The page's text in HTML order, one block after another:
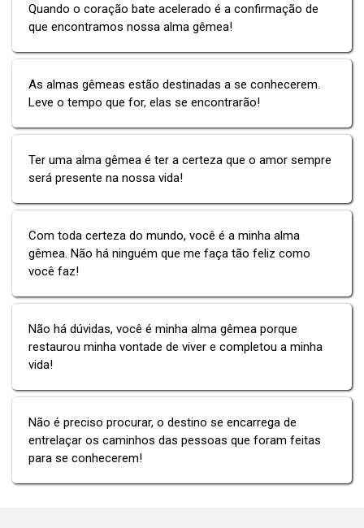
Quando o coração bate acelerado é a confirmação de
que encontramos nossa alma gêmea!
As almas gêmeas estão destinadas a se conhecerem.
Leve o tempo que for, elas se encontrarão!
Ter uma alma gêmea é ter a certeza que o amor sempre
será presente na nossa vida!
Com toda certeza do mundo, você é a minha alma
gêmea. Não há ninguém que me faça tão feliz como
você faz!
Não há dúvidas, você é minha alma gêmea porque
restaurou minha vontade de viver e completou a minha
vida!
Não é preciso procurar, o destino se encarrega de
entrelaçar os caminhos das pessoas que foram feitas
para se conhecerem!